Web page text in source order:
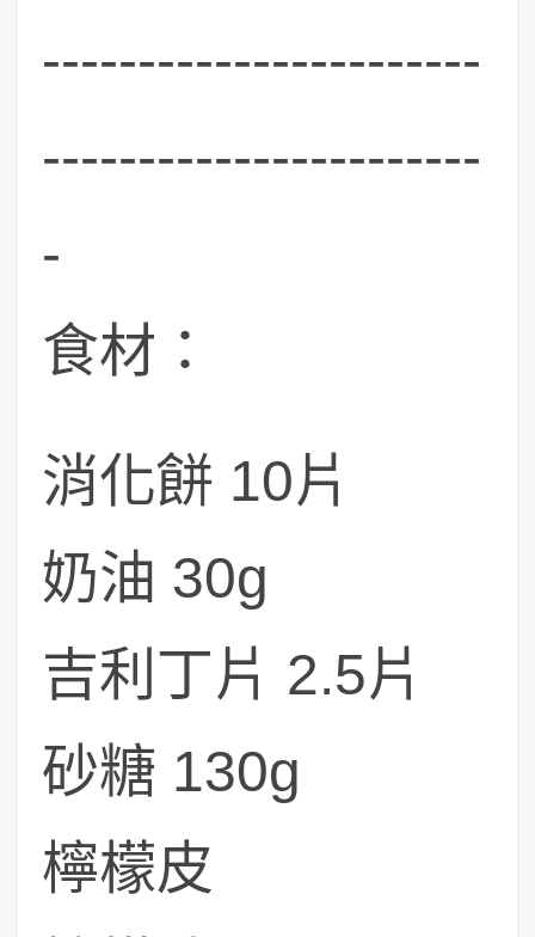
-----------------------
-----------------------
-
食材：
消化餅 10片
奶油 30g
吉利丁片 2.5片
砂糖 130g
檸檬皮